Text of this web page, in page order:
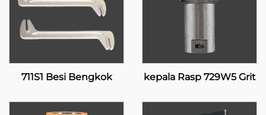
711S1 Besi Bengkok kepala Rasp 729W5 Grit